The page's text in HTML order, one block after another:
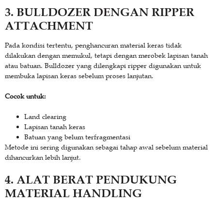
3. BULLDOZER DENGAN RIPPER
ATTACHMENT
Pada kondisi tertentu, penghancuran material keras tidak
dilakukan dengan memukul, tetapi dengan merobek lapisan tanah
atau batuan. Bulldozer yang dilengkapi ripper digunakan untuk
membuka lapisan keras sebelum proses lanjutan.
Cocok untuk:
Land clearing
Lapisan tanah keras
Batuan yang belum terfragmentasi
Metode ini sering digunakan sebagai tahap awal sebelum material
dihancurkan lebih lanjut.
4. ALAT BERAT PENDUKUNG
MATERIAL HANDLING